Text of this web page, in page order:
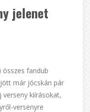
jelenet
összes fandub
már jócskán pár
kiírásokat,
versenyre